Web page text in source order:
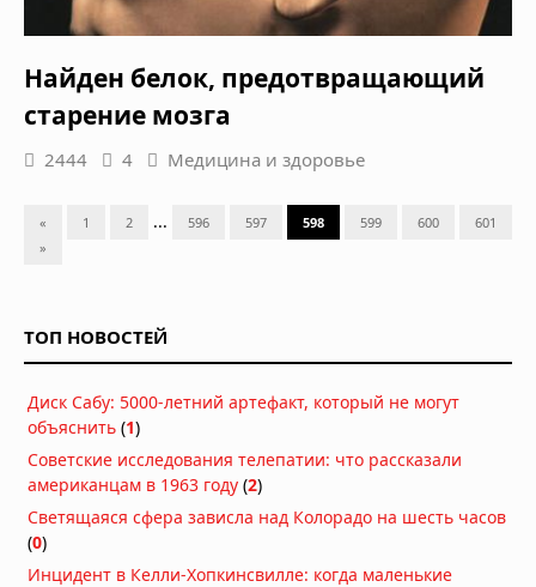
Найден белок, предотвращающий
старение мозга
2444 4 Медицина и здоровье
« 1 2 ... 596 597 598 599 600
601
»
ТОП НОВОСТЕЙ
Диск Сабу: 5000-летний артефакт, который не могут
объяснить (1)
Советские исследования телепатии: что рассказали
американцам в 1963 году (2)
Светящаяся сфера зависла над Колорадо на шесть часов
(0)
Инцидент в Келли-Хопкинсвилле: когда маленькие